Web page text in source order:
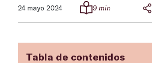
24 mayo 2024 9 min
Tabla de contenidos